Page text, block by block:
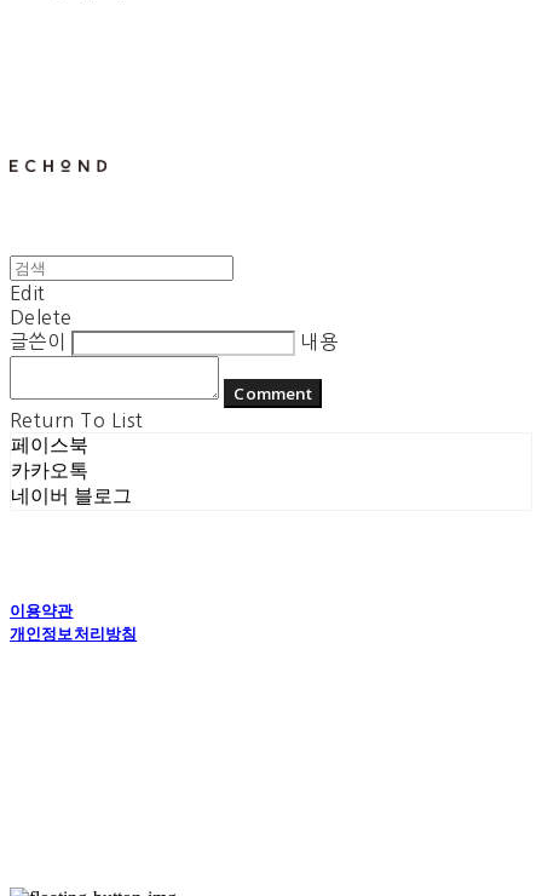
Edit
Delete
글쓴이
내용
Comment
Return To List
페이스북
카카오톡
네이버 블로그
이용약관
개인정보처리방침